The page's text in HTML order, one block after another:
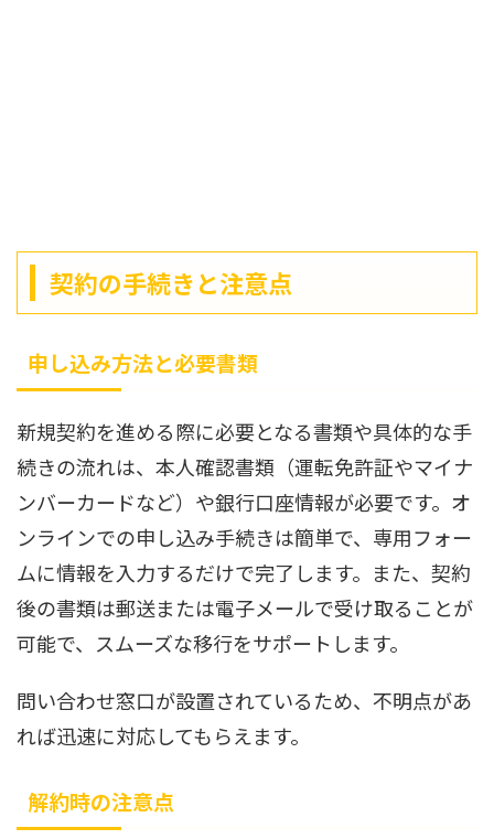
契約の手続きと注意点
申し込み方法と必要書類
新規契約を進める際に必要となる書類や具体的な手
続きの流れは、本人確認書類（運転免許証やマイナ
ンバーカードなど）や銀行口座情報が必要です。オ
ンラインでの申し込み手続きは簡単で、専用フォー
ムに情報を入力するだけで完了します。また、契約
後の書類は郵送または電子メールで受け取ることが
可能で、スムーズな移行をサポートします。
問い合わせ窓口が設置されているため、不明点があ
れば迅速に対応してもらえます。
解約時の注意点